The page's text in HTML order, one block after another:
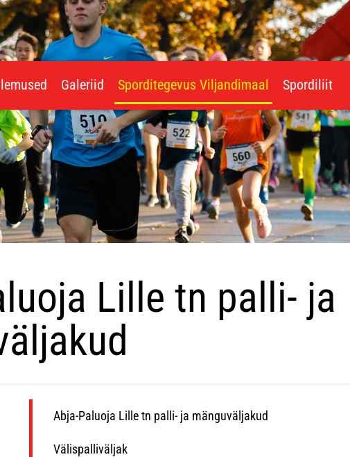
Galeriid Sporditegevus Viljandimaal Spordiliit
Lille tn palli- ja
Abja-Paluoja Lille tn palli- ja mänguväljakud
Välispalliväljak